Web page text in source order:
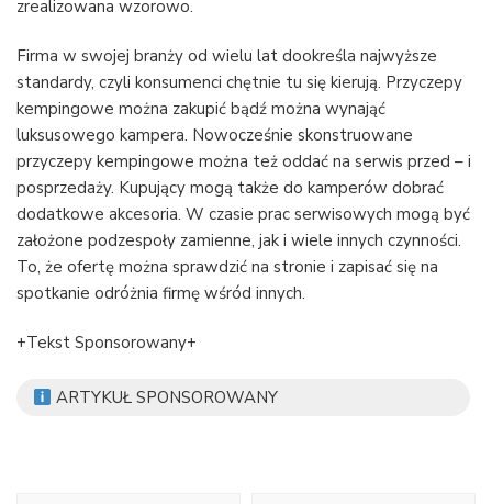
zrealizowana wzorowo.
Firma w swojej branży od wielu lat dookreśla najwyższe
standardy, czyli konsumenci chętnie tu się kierują. Przyczepy
kempingowe można zakupić bądź można wynająć
luksusowego kampera. Nowocześnie skonstruowane
przyczepy kempingowe można też oddać na serwis przed – i
posprzedaży. Kupujący mogą także do kamperów dobrać
dodatkowe akcesoria. W czasie prac serwisowych mogą być
założone podzespoły zamienne, jak i wiele innych czynności.
To, że ofertę można sprawdzić na stronie i zapisać się na
spotkanie odróżnia firmę wśród innych.
+Tekst Sponsorowany+
ARTYKUŁ SPONSOROWANY